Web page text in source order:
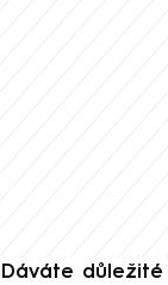
Dáváte důležité